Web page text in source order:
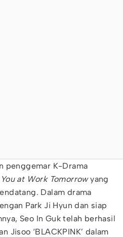
penggemar K-Drama
at Work Tomorrowyang
Dalam drama
Park Ji Hyun dan siap
Seo In Guk telah berhasil
Jisoo ‘BLACKPINK’ dalam